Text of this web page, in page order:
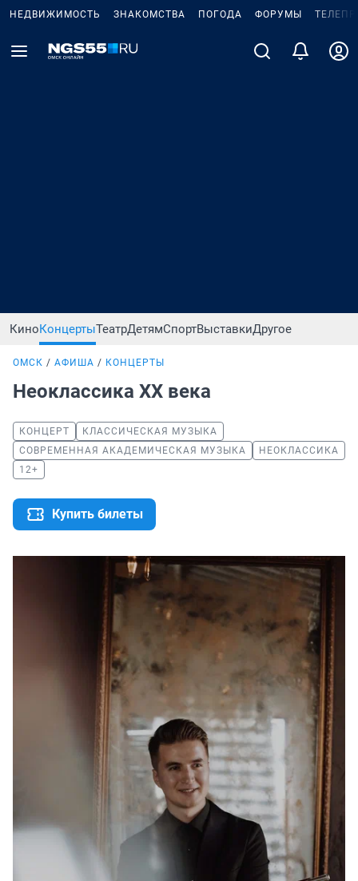
НЕДВИЖИМОСТЬ ЗНАКОМСТВА ПОГОДА ФОРУМЫ
КиноКонцертыТеатрДетямСпортВыставкиДругое
ОМСК АФИША КОНЦЕРТЫ
Неоклассика ХХ века
КОНЦЕРТ
КЛАССИЧЕСКАЯ МУЗЫКА
СОВРЕМЕННАЯ АКАДЕМИЧЕСКАЯ МУЗЫКА
НЕОКЛАССИКА
12+
Купить билеты